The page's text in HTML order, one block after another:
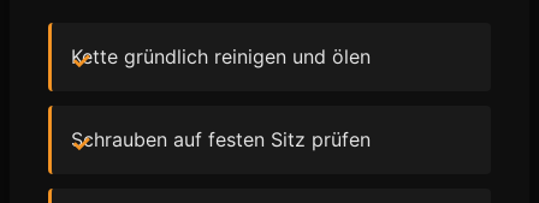
Kette gründlich reinigen und ölen
Schrauben auf festen Sitz prüfen